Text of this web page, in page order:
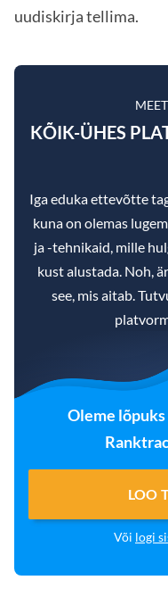
uudiskirja tellima.
KÕIK-ÜHES
Iga eduka ettevõtte
kuna on olemas
ja -tehnikaid, mille
kust alustada. Noh,
see, mis aitab.
Oleme
LOO
Või logi